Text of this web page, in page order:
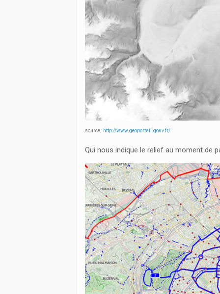
source : http://www.geoportail.gouv.fr/
Qui nous indique le relief au moment de